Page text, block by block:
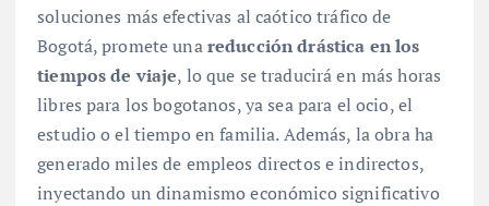
soluciones más efectivas al caótico tráfico de
Bogotá, promete unareducción drástica en los
tiempos de viaje, lo que se traducirá en más horas
libres para los bogotanos, ya sea para el ocio, el
estudio o el tiempo en familia. Además, la obra ha
generado miles de empleos directos e indirectos,
inyectando un dinamismo económico significativo